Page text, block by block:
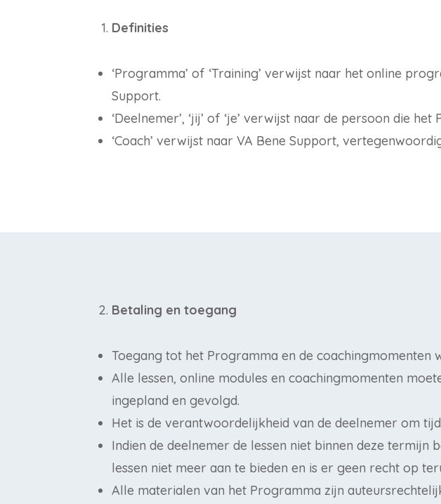
Definities
‘Programma’ of ‘Training’ verwijst naar het online
Support.
‘Deelnemer’, ‘jij’ of ‘je’ verwijst naar de persoon die
‘Coach’ verwijst naar VA Bene Support,
Betaling en toegang
Toegang tot het Programma en de
Alle lessen, online modules en coachingmomenten
ingepland en gevolgd.
Het is de verantwoordelijkheid van de deelnemer om
Indien de deelnemer de lessen niet binnen deze
lessen niet meer aan te bieden en is er geen recht op
Alle materialen van het Programma zijn